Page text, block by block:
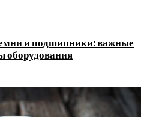
и подшипники: важные
оборудования